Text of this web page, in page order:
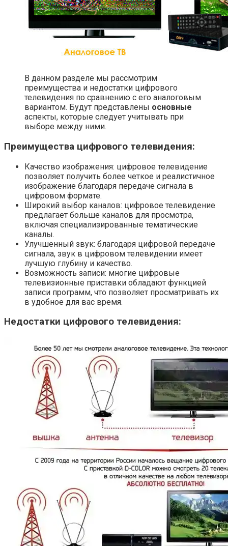
В данном разделе мы рассмотрим
преимущества и недостатки цифрового
телевидения по сравнению с его аналоговым
вариантом. Будут представлены основные
аспекты, которые следует учитывать при
выборе между ними.
Преимущества цифрового телевидения:
Качество изображения: цифровое телевидение
позволяет получить более четкое и реалистичное
изображение благодаря передаче сигнала в
цифровом формате.
Широкий выбор каналов: цифровое телевидение
предлагает больше каналов для просмотра,
включая специализированные тематические
каналы.
Улучшенный звук: благодаря цифровой передаче
сигнала, звук в цифровом телевидении имеет
лучшую глубину и качество.
Возможность записи: многие цифровые
телевизионные приставки обладают функцией
записи программ, что позволяет просматривать их
в удобное для вас время.
Недостатки цифрового телевидения: